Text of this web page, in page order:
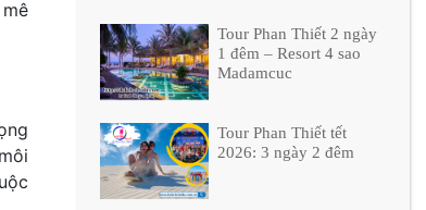
Tour Phan Thiết 2 ngày
1 đêm – Resort 4 sao
Madamcuc
Tour Phan Thiết tết
2026: 3 ngày 2 đêm